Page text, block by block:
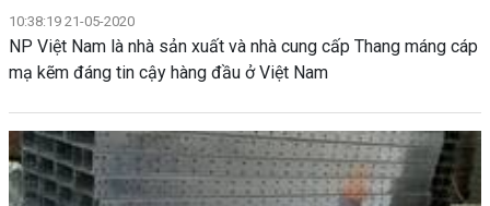
10:38:19 21-05-2020
NP Việt Nam là nhà sản xuất và nhà cung cấp Thang máng cáp
mạ kẽm đáng tin cậy hàng đầu ở Việt Nam